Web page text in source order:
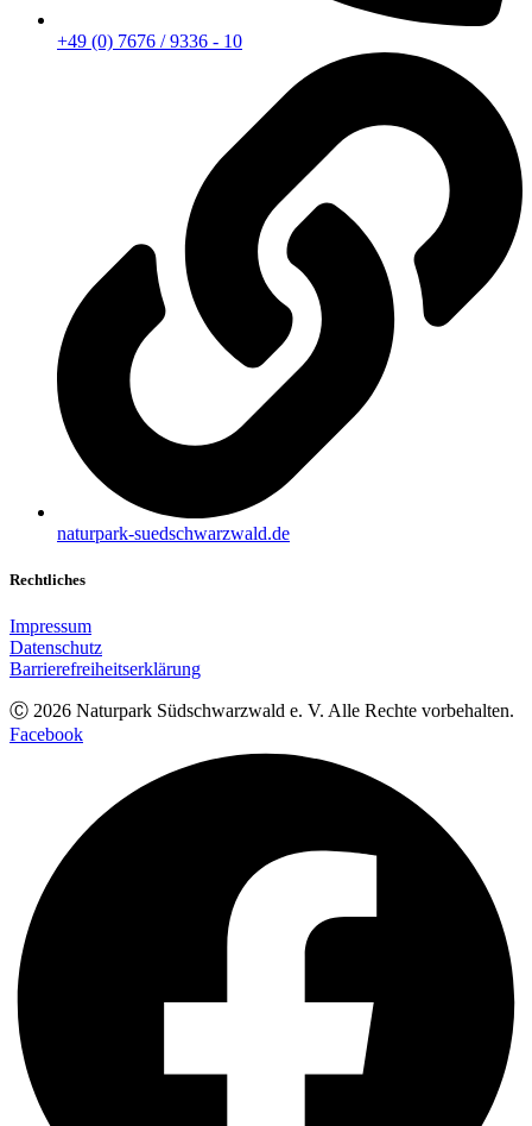
+49 (0) 7676 / 9336 - 10
naturpark-suedschwarzwald.de
Rechtliches
Impressum
Datenschutz
Barrierefreiheitserklärung
Ⓒ 2026 Naturpark Südschwarzwald e. V. Alle Rechte vorbehalten.
Facebook